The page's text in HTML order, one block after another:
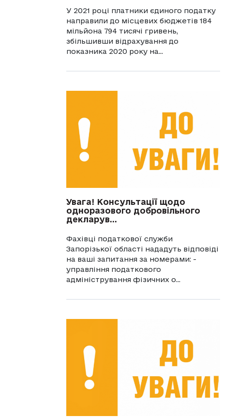
У 2021 році платники єдиного податку
направили до місцевих бюджетів 184
мільйона 794 тисячі гривень,
збільшивши відрахування до
показника 2020 року на...
Увага! Консультації щодо
одноразового добровільного
декларув...
Фахівці податкової служби
Запорізької області нададуть відповіді
на ваші запитання за номерами: -
управління податкового
адміністрування фізичних о...